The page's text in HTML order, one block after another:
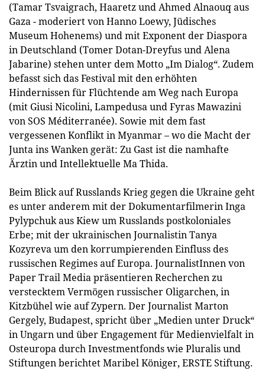
(Tamar Tsvaigrach, Haaretz und Ahmed Alnaouq aus
Gaza - moderiert von Hanno Loewy, Jüdisches
Museum Hohenems) und mit Exponent der Diaspora
in Deutschland (Tomer Dotan-Dreyfus und Alena
Jabarine) stehen unter dem Motto „Im Dialog“. Zudem
befasst sich das Festival mit den erhöhten
Hindernissen für Flüchtende am Weg nach Europa
(mit Giusi Nicolini, Lampedusa und Fyras Mawazini
von SOS Méditerranée). Sowie mit dem fast
vergessenen Konflikt in Myanmar – wo die Macht der
Junta ins Wanken gerät: Zu Gast ist die namhafte
Ärztin und Intellektuelle Ma Thida.
Beim Blick auf Russlands Krieg gegen die Ukraine geht
es unter anderem mit der Dokumentarfilmerin Inga
Pylypchuk aus Kiew um Russlands postkoloniales
Erbe; mit der ukrainischen Journalistin Tanya
Kozyreva um den korrumpierenden Einfluss des
russischen Regimes auf Europa. JournalistInnen von
Paper Trail Media präsentieren Recherchen zu
verstecktem Vermögen russischer Oligarchen, in
Kitzbühel wie auf Zypern. Der Journalist Marton
Gergely, Budapest, spricht über „Medien unter Druck“
in Ungarn und über Engagement für Medienvielfalt in
Osteuropa durch Investmentfonds wie Pluralis und
Stiftungen berichtet Maribel Königer, ERSTE Stiftung.